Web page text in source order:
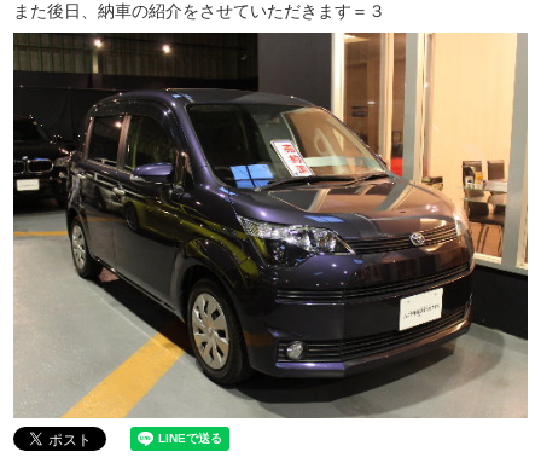
また後日、納車の紹介をさせていただきます＝３